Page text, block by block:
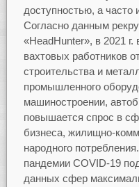
доступностью, а
Согласно данным
«HeadHunter», в 2021
вахтовых работников
строительства и
промышленного
машиностроении,
повышается спрос в
бизнеса, жилищно-
народного
пандемии COVID-19
данных сфер